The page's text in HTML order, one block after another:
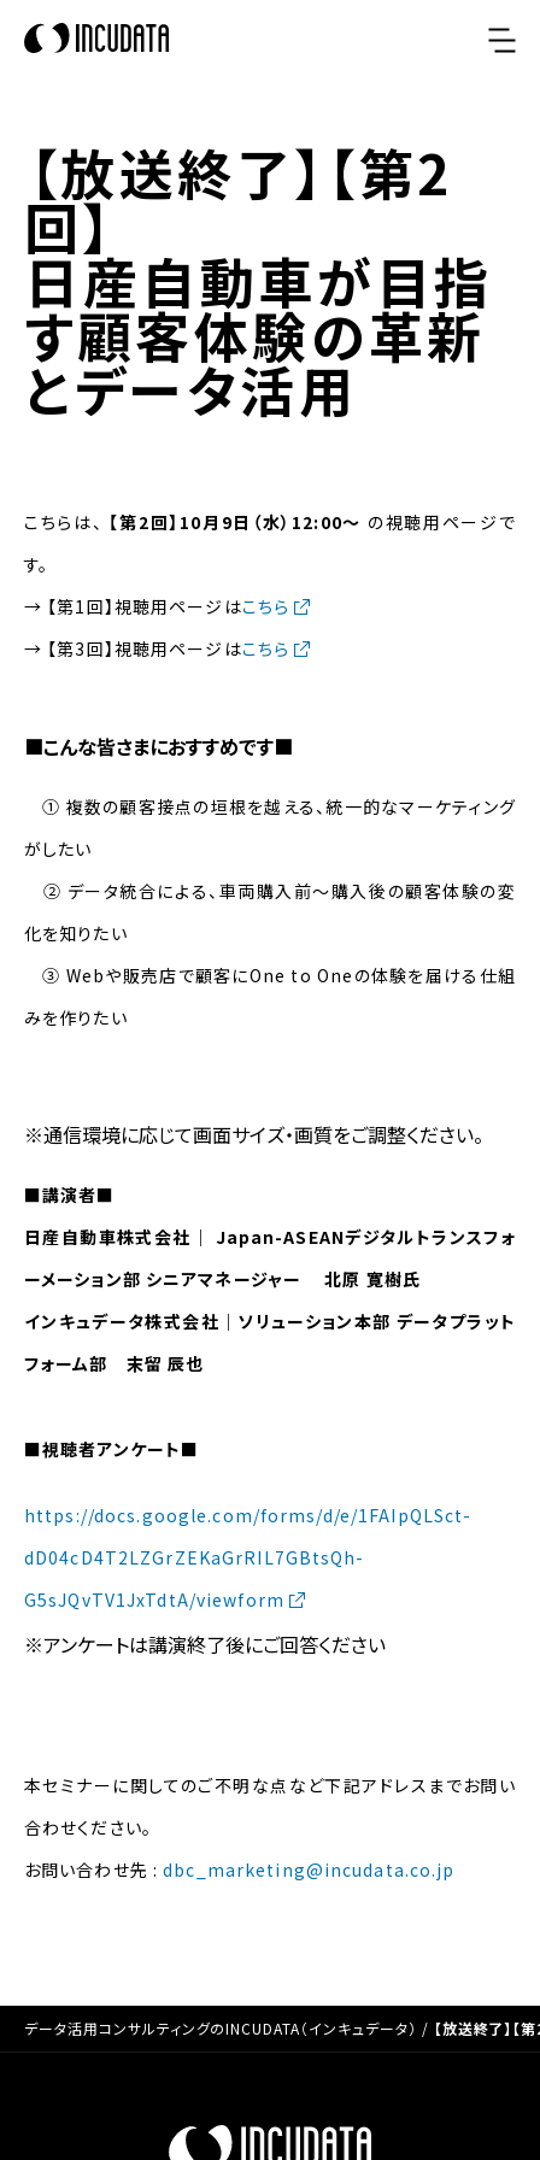
【放送終了】【第2
回】
日産自動車が目指
す顧客体験の革新
とデータ活用
こちらは、 【第2回】10月9日（水）12:00〜 の視聴用ページで
す。
→ 【第1回】視聴用ページはこちら
→ 【第3回】視聴用ページはこちら
■こんな皆さまにおすすめです■
① 複数の顧客接点の垣根を越える、統一的なマーケティング
がしたい
② データ統合による、車両購入前〜購入後の顧客体験の変
化を知りたい
③ Webや販売店で顧客にOne to Oneの体験を届ける仕組
みを作りたい
※通信環境に応じて画面サイズ・画質をご調整ください。
■講演者■
日産自動車株式会社｜ Japan-ASEANデジタルトランスフォ
ーメーション部 シニアマネージャー 北原 寛樹氏
インキュデータ株式会社｜ソリューション本部 データプラット
フォーム部 末留 辰也
■視聴者アンケート■
https://docs.google.com/forms/d/e/1FAIpQLSct-
dD04cD4T2LZGrZEKaGrRIL7GBtsQh-
G5sJQvTV1JxTdtA/viewform
※アンケートは講演終了後にご回答ください
本セミナーに関してのご不明な点など下記アドレスまでお問い
合わせください。
お問い合わせ先 :dbc_marketing@incudata.co.jp
データ活用コンサルティングのINCUDATA（インキュデータ） / 【放送終了】